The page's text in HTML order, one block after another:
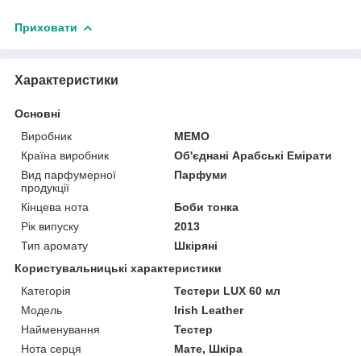
Приховати
Характеристики
Основні
Виробник
MEMO
Країна виробник
Об'єднані Арабські Емірати
Вид парфумерної
продукції
Парфуми
Кінцева нота
Боби тонка
Рік випуску
2013
Тип аромату
Шкіряні
Користувальницькі характеристики
Категорія
Тестери LUX 60 мл
Мoдель
Irish Leather
Найменування
Тестер
Нота серця
Мате, Шкіра